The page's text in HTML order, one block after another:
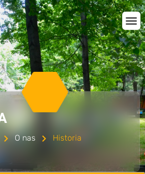
O nas Historia